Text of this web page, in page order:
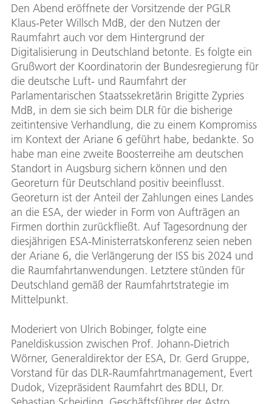
Den Abend eröffnete der Vorsitzende der PGLR
Klaus-Peter Willsch MdB, der den Nutzen der
Raumfahrt auch vor dem Hintergrund der
Digitalisierung in Deutschland betonte. Es folgte ein
Grußwort der Koordinatorin der Bundesregierung für
die deutsche Luft- und Raumfahrt der
Parlamentarischen Staatssekretärin Brigitte Zypries
MdB, in dem sie sich beim DLR für die bisherige
zeitintensive Verhandlung, die zu einem Kompromiss
im Kontext der Ariane 6 geführt habe, bedankte. So
habe man eine zweite Boosterreihe am deutschen
Standort in Augsburg sichern können und den
Georeturn für Deutschland positiv beeinflusst.
Georeturn ist der Anteil der Zahlungen eines Landes
an die ESA, der wieder in Form von Aufträgen an
Firmen dorthin zurückfließt. Auf Tagesordnung der
diesjährigen ESA-Ministerratskonferenz seien neben
der Ariane 6, die Verlängerung der ISS bis 2024 und
die Raumfahrtanwendungen. Letztere stünden für
Deutschland gemäß der Raumfahrtstrategie im
Mittelpunkt.
Moderiert von Ulrich Bobinger, folgte eine
Paneldiskussion zwischen Prof. Johann-Dietrich
Wörner, Generaldirektor der ESA, Dr. Gerd Gruppe,
Vorstand für das DLR-Raumfahrtmanagement, Evert
Dudok, Vizepräsident Raumfahrt des BDLI, Dr.